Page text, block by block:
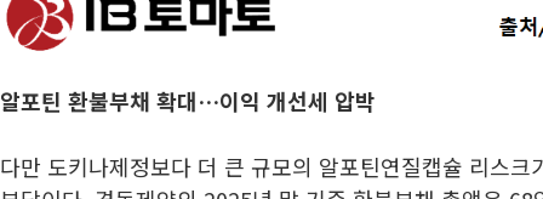
알포틴 환불부채 확대…이익 개선세 압박
다만 도키나제정보다 더 큰 규모의 알포틴연질캡슐 리스크